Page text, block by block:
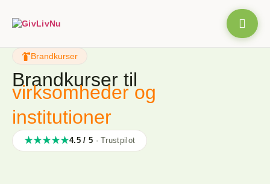
Brandkurser
Brandkurser til
virksomheder og
institutioner
★★★★★4.5 / 5 · Trustpilot